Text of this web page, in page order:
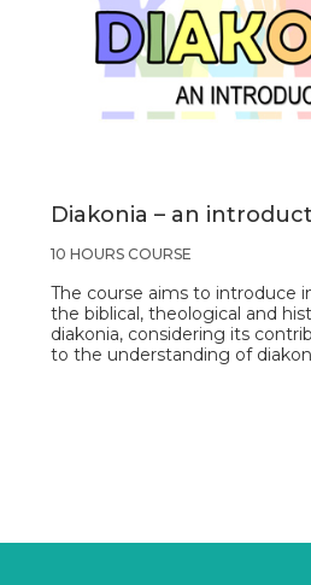
Diakonia – an
10 HOURS COURSE
The course aims to introduce
the biblical, theological and
diakonia, considering its
to the understanding of